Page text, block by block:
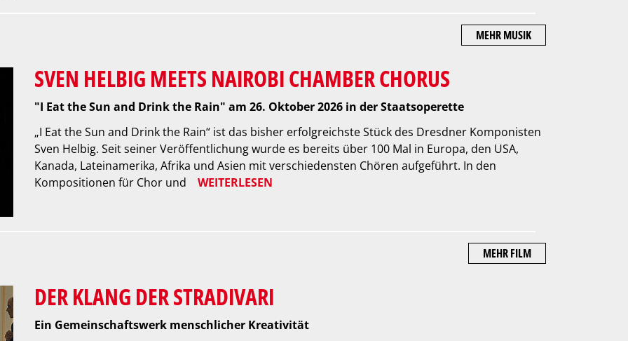
MEHR MUSIK
SVEN HELBIG MEETS NAIROBI CHAMBER CHORUS
"I Eat the Sun and Drink the Rain" am 26. Oktober 2026 in der Staatsoperette
„I Eat the Sun and Drink the Rain“ ist das bisher erfolgreichste Stück des Dresdner Komponisten
Sven Helbig. Seit seiner Veröffentlichung wurde es bereits über 100 Mal in Europa, den USA,
Kanada, Lateinamerika, Afrika und Asien mit verschiedensten Chören aufgeführt. In den
Kompositionen für Chor und
WEITERLESEN
MEHR FILM
DER KLANG DER STRADIVARI
Ein Gemeinschaftswerk menschlicher Kreativität